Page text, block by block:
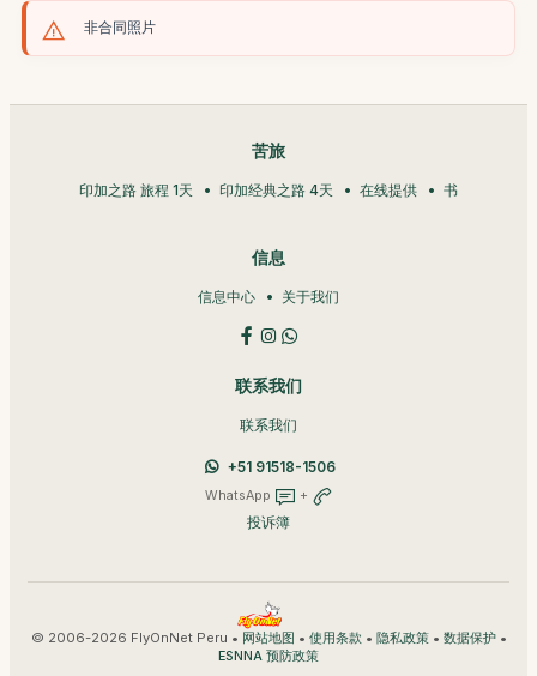
非合同照片
苦旅
印加之路 旅程 1天 印加经典之路 4天 在线提供 书
信息
信息中心 关于我们
联系我们
联系我们
+51 91518-1506
WhatsApp +
投诉簿
© 2006-2026 FlyOnNet Peru • 网站地图 • 使用条款 • 隐私政策• 数据保护•
ESNNA 预防政策